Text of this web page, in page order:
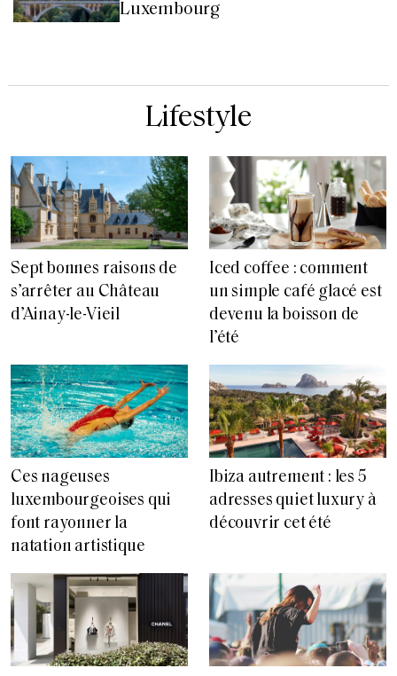
Luxembourg
Lifestyle
Sept bonnes raisons de
s’arrêter au Château
d’Ainay-le-Vieil
Iced coffee : comment
un simple café glacé est
devenu la boisson de
l’été
Ces nageuses
luxembourgeoises qui
font rayonner la
natation artistique
Ibiza autrement : les 5
adresses quiet luxury à
découvrir cet été